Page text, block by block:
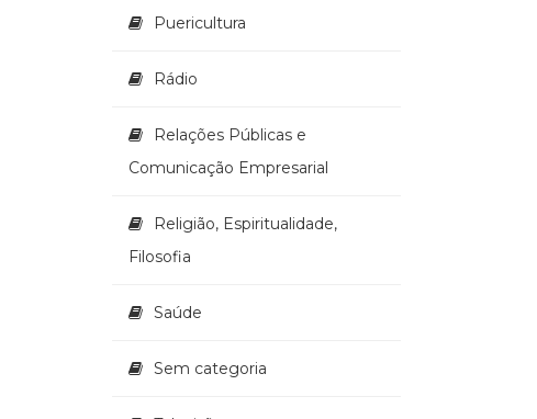
Puericultura
Rádio
Relações Públicas e
Comunicação Empresarial
Religião, Espiritualidade,
Filosofia
Saúde
Sem categoria